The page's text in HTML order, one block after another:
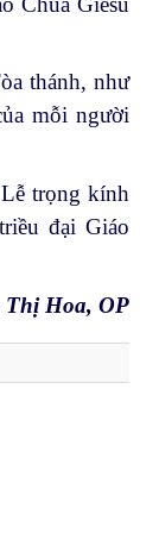
thánh, như
mỗi người
trọng kính
đại Giáo
Thị Hoa, OP